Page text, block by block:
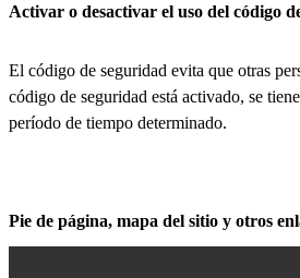
Activar o desactivar el uso del código
El código de seguridad evita que otras
código de seguridad está activado, se
período de tiempo determinado.
Pie de página, mapa del sitio y otros